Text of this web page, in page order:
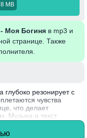
MB
Моя Богиня в mp3 и
странице. Также
резонирует с
чувства
что делает
Музыка и текст
в котором каждый
себя. Мелодия